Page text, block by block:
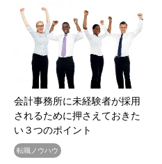
会計事務所に未経験者が採用
されるために押さえておきた
い３つのポイント
転職ノウハウ